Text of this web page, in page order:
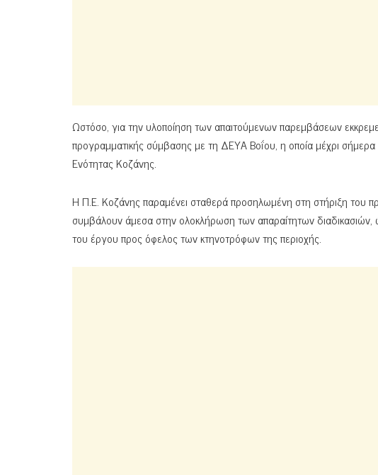
Ωστόσο, για την υλοποίηση των απαιτούμενων παρεμβάσεων
προγραμματικής σύμβασης με τη ΔΕΥΑ Βοΐου, η οποία μέχρι σήμερα
Ενότητας Κοζάνης.
Η Π.Ε. Κοζάνης παραμένει σταθερά προσηλωμένη στη στήριξη του
συμβάλουν άμεσα στην ολοκλήρωση των απαραίτητων
του έργου προς όφελος των κτηνοτρόφων της περιοχής.